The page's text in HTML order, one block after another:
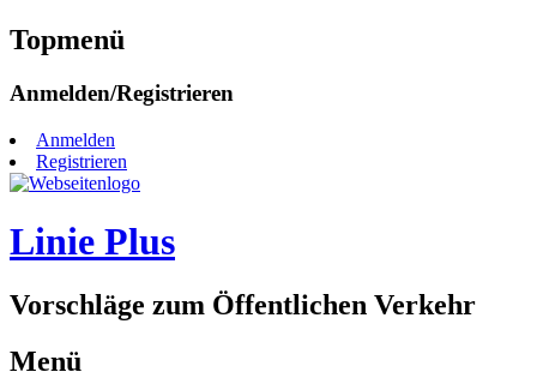
Topmenü
Zum
springen
Anmelden/Registrieren
Anmelden
Registrieren
Linie Plus
Vorschläge zum Öffentlichen Verkehr
Menü